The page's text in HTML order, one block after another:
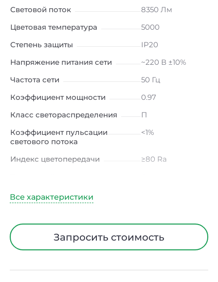
Световой поток
8350 Лм
Цветовая температура
5000
Степень защиты
IP20
Напряжение питания сети
~220 В ±10%
Частота сети
50 Гц
Коэффициент мощности
0.97
Класс светораспределения
П
Коэффициент пульсации
светового потока
<1%
Индекс цветопередачи
≥80 Ra
Угол рассеивания
Диапазон рабочих
температурЗапросить стоимость